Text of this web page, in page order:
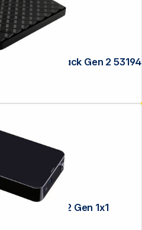
Verbatim Store n Go 2,5" 1TB USB 3.0 black Gen 2 53194